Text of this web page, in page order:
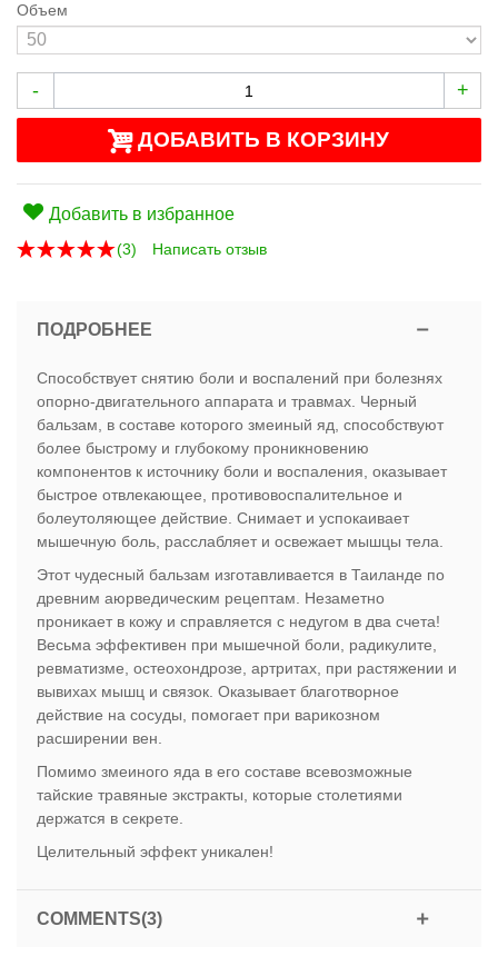
Объем
- +
ДОБАВИТЬ В КОРЗИНУ
Добавить в избранное
(3) Написать отзыв
ПОДРОБНЕЕ
Способствует снятию боли и воспалений при болезнях
опорно-двигательного аппарата и травмах. Черный
бальзам, в составе которого змеиный яд, способствуют
более быстрому и глубокому проникновению
компонентов к источнику боли и воспаления, оказывает
быстрое отвлекающее, противовоспалительное и
болеутоляющее действие. Снимает и успокаивает
мышечную боль, расслабляет и освежает мышцы тела.
Этот чудесный бальзам изготавливается в Таиланде по
древним аюрведическим рецептам. Незаметно
проникает в кожу и справляется с недугом в два счета!
Весьма эффективен при мышечной боли, радикулите,
ревматизме, остеохондрозе, артритах, при растяжении и
вывихах мышц и связок. Оказывает благотворное
действие на сосуды, помогает при варикозном
расширении вен.
Помимо змеиного яда в его составе всевозможные
тайские травяные экстракты, которые столетиями
держатся в секрете.
Целительный эффект уникален!
COMMENTS(3)